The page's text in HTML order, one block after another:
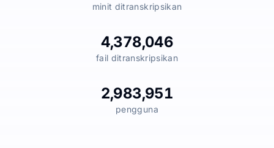
minit ditranskripsikan
4,378,046
fail ditranskripsikan
2,983,951
pengguna